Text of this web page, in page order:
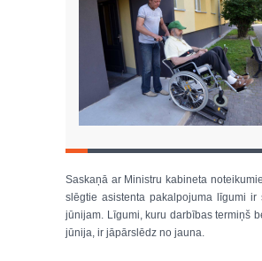
Saskaņā ar Ministru kabineta
slēgtie asistenta pakalpojuma līgumi ir
jūnijam. Līgumi, kuru darbības termiņš
jūnija, ir jāpārslēdz no jauna.